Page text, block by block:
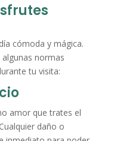
cómoda y mágica.
normas
tu visita:
amor que trates el
daño o